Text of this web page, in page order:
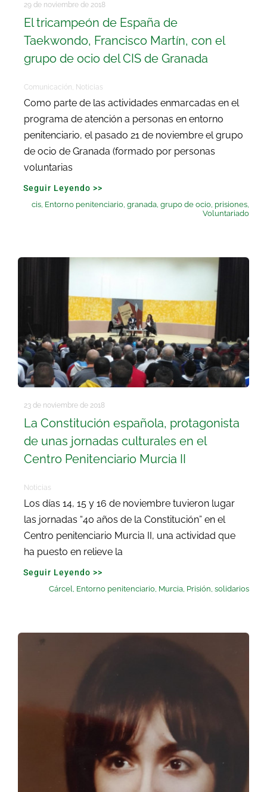
29 de noviembre de 2018
El tricampeón de España de
Taekwondo, Francisco Martín, con el
grupo de ocio del CIS de Granada
Comunicación Noticias
Como parte de las actividades enmarcadas en el
programa de atención a personas en entorno
penitenciario, el pasado 21 de noviembre el grupo
de ocio de Granada (formado por personas
voluntarias
Seguir Leyendo >>
cis Entorno penitenciario ,granada ,grupo de ocio prisiones
Voluntariado
23 de noviembre de 2018
La Constitución española, protagonista
de unas jornadas culturales en el
Centro Penitenciario Murcia II
Noticias
Los días 14, 15 y 16 de noviembre tuvieron lugar
las jornadas “40 años de la Constitución” en el
Centro penitenciario Murcia II, una actividad que
ha puesto en relieve la
Seguir Leyendo >>
Cárcel Entorno penitenciario Murcia Prisión ,solidarios